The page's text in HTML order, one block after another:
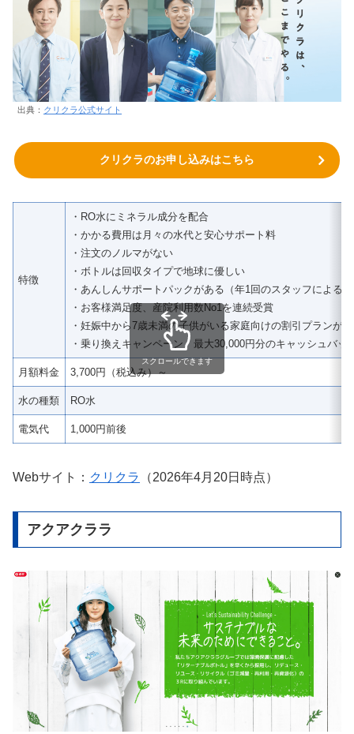
出典： クリクラ公式サイト
クリクラのお申し込みはこちら
特徴
・RO水にミネラル成分を配合
・かかる費用は月々の水代と安心サポート料
・注文のノルマがない
・ボトルは回収タイプで地球に優しい
・あんしんサポートパックがある（年1回のスタッフによる
・お客様満足度、産院利用数No1を連続受賞
・妊娠中から7歳未満の子供がいる家庭向けの割引プランが
・乗り換えキャンペーン 最大30,000円分のキャッシュバッ
月額料金 3,700円（税込み）～
水の種類 RO水
電気代 1,000円前後
スクロールできます
Webサイト： クリクラ （2026年4月20日時点）
アクアクララ